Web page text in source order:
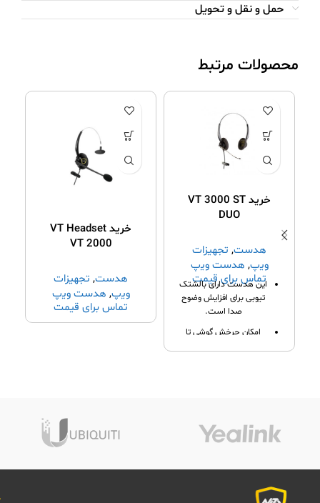
حمل و نقل و تحویل
محصولات مرتبط
خرید VT 3000 ST
DUO
هدست, ﺗﺠﻬﯿﺰات
وﯾپ, ﻫﺪﺳﺖ وﯾپ
تماس برای قیمت
این هدست دارای بالشتک
تیوبی برای افزایش وضوح
صدا است.
امکان چرخش گوشی تا
میکروفون انعطاف پذیر
خرید VT Headset
VT 2000
هدست, ﺗﺠﻬﯿﺰات
وﯾپ, ﻫﺪﺳﺖ وﯾپ
تماس برای قیمت